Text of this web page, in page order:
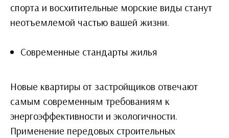
спорта и восхитительные морские виды станут
неотъемлемой частью вашей жизни.
Современные стандарты жилья
Новые квартиры от застройщиков отвечают
самым современным требованиям к
энергоэффективности и экологичности.
Применение передовых строительных